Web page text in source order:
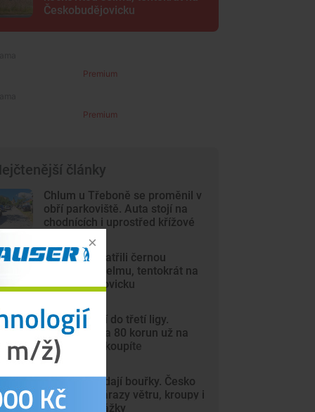
Českobudějovicku
Premium
Premium
články
Chlum u Třeboně se proměnil v
obří parkoviště. Auta stojí na
chodnících i uprostřed křížové
Lidé opět spatřili černou
kočkovitou šelmu, tentokrát na
Českobudějovicku
Dynamo míří do třetí ligy.
Vstupenky za 80 korun už na
internetu nekoupíte
Vedra vystřídají bouřky. Česko
zasáhnou nárazy větru, kroupy i
přívalové srážky